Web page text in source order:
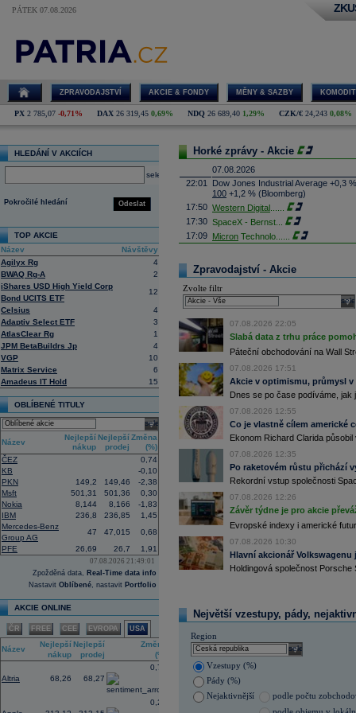
PÁTEK 07.08.2026
ZPRAVODAJSTVÍ AKCIE & FONDY MĚNY & SAZBY
PX 2 785,07 -0,71% DAX 26 319,45 0,69% NDQ 26 689,40 1,29% CZK/€ 24,243 0,08%
HLEDÁNÍ V AKCIÍCH
select
Odeslat
Pokročilé hledání
TOP AKCIE
Název
Návštěvy
Agilyx Rg
4
BWAQ Rg-A
2
iShares USD High Yield Corp
Bond UCITS ETF
12
Celsius
4
Adaptiv Select ETF
3
AtlasClear Rg
1
JPM BetaBuildrs Jp
4
VGP
10
Matrix Service
6
Amadeus IT Hold
15
OBLÍBENÉ TITULY
select
Název
Nejlepší
nákup
Nejlepší
prodej
Změna
(%)
ČEZ
0,74
KB
-0,10
PKN
149,2 149,46
-2,38
Msft
501,31 501,36
0,30
Nokia
8,144 8,166
-1,83
IBM
236,8 236,85
1,45
Mercedes-Benz
Group AG
47 47,015
0,68
PFE
26,69 26,7 1,91
07.08.2026 21:49:01
Zpožděná data, Real-Time data info
Nastavit Oblíbené, nastavit Portfolio
AKCIE ONLINE
ČR FREE CEE EVROPA USA
Název
Nejlepší
nákup
Nejlepší
prodej
Změna
(%)
Altria 68,26 68,27
0,77
0,23
Horké zprávy - Akcie
07.08.2026
22:01
Dow Jones Industrial Average +0,3
100 +1,2 % (Bloomberg)
17:50 Western Digital
17:30 SpaceX - Bernst
17:09 Micron Technolo
16:26
Objem obchodů s akciemi na
obchodů za poslední rok je 0,665
16:23 Zvýšení výroby balistických střel
nějakou dobu potrvá. Agentuře
Armin Papperger. Společná výroba
doplnit arzenál Spojeným státům,
(ČTK)
16:07 Conocophillips
Zisky evropských firem s vysokou
vzrostly nejvíce od třetího čtvrtletí
energetických firem. S odkazem na
uvedla agentura Reuters. Dobré
oceli a chemického průmyslu (ČTK)
15:26 Cloudflare -JP......
15:05 Block - Bernste...
14:49
Airbnb -JP Mor......
14:24
Roche -Morgan......
DHL - Bernstein...
13:44 BAE Systems - M...
13:04 Jedna z největších světových
procent v novém provozovateli
Nový společný podnik založí s
Bestsport O2 arenu a O2
investiční společnost, PPF dosud
12:09
Akciové podílové fondy za prvních
procenta, smíšené fondy 4,4
akciové fondy podle indexu
11:27 Jedna z největších světových
procent v novém provozovateli
Bestsport O2 arenu a O2
investiční společnost, PPF dosud
11:16
Porsche SE
se v pololetí propadla do čisté ztráty
Zároveň automobilku
konkurenceschopnosti (ČTK)
Zpravodajství - Akcie
Zvolte filtr
07.08.2026 22:05
Slabá data z trhu práce
Páteční obchodování na Wall
07.08.2026 17:51
Akcie v optimismu, průmysl
Dnes se po čase podíváme,
07.08.2026 12:55
Co je vlastně cílem americké
Ekonom Richard Clarida
07.08.2026 12:35
Po raketovém růstu přichází
Rekordní vstup společnosti
07.08.2026 12:26
Závěr týdne je pro akcie
Evropské indexy i americké
07.08.2026 10:30
Hlavní akcionář
Holdingová společnost
Největší vzestupy, pády,
Region
select
Vzestupy (%)
Pády (%)
Nejaktivnější
podle počtu